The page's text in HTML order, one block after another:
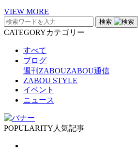
VIEW MORE
検索
CATEGORYカテゴリー
すべて
ブログ
週刊ZABOUZABOU通信
ZABOU STYLE
イベント
ニュース
POPULARITY 人気記事